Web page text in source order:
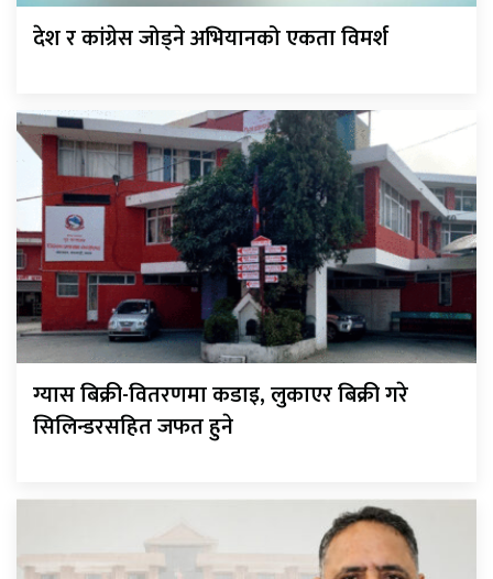
देश र कांग्रेस जोड्ने अभियानको एकता विमर्श
ग्यास बिक्री-वितरणमा कडाइ, लुकाएर बिक्री गरे
सिलिन्डरसहित जफत हुने